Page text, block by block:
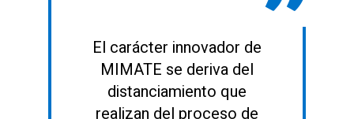
El carácter innovador de
MIMATE se deriva del
distanciamiento que
realizan del proceso de